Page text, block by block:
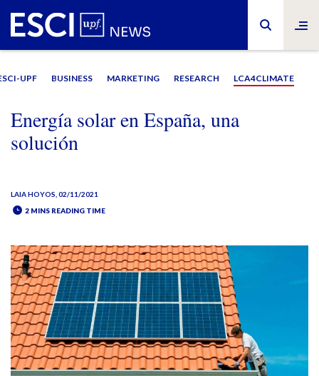
UPF BUSINESS MARKETING RESEARCH LCA4CLIMATE
Energía solar en España, una
solución
LAIA HOYOS , 02/11/2021
2 MINS READING TIME